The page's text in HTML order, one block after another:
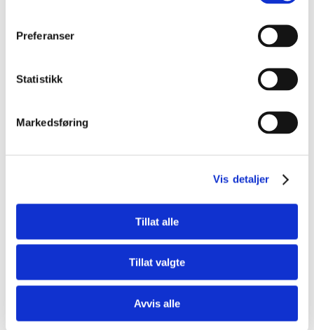
Preferanser
Statistikk
Markedsføring
Vis detaljer
Tillat alle
Tillat valgte
Avvis alle